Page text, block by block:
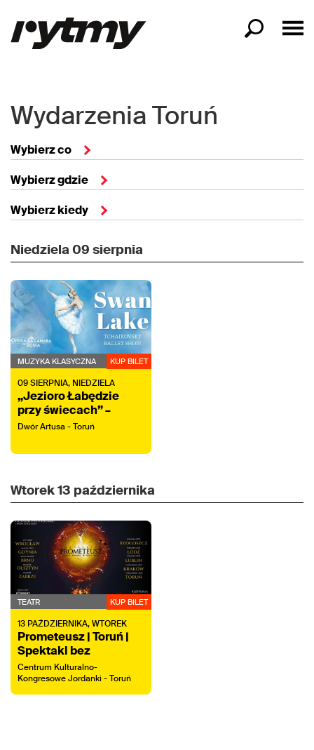
Wydarzenia Toruń
Wybierz co
Wybierz gdzie
Wybierz kiedy
Niedziela 09 sierpnia
MUZYKA KLASYCZNA KUP BILET
09SIERPNIA, NIEDZIELA
„Jezioro Łabędzie
przy świecach” –
koncert z tańcem na
Dwór Artusa - Toruń
Wtorek13 października
TEATR KUP BILET
13 PAŹDZIERNIKA,WTOREK
Prometeusz | Toruń |
Spektakl bez
Orkiestry
Centrum Kulturalno-
Kongresowe Jordanki - Toruń